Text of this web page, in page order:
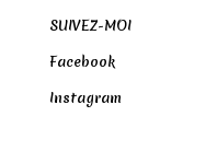
SUIVEZ-MOI
Facebook
Instagram